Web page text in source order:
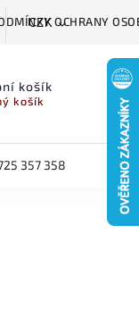
OCHRANY
CZK
košík
košík
DĚTSKÁ VÝŽIVA
357 358